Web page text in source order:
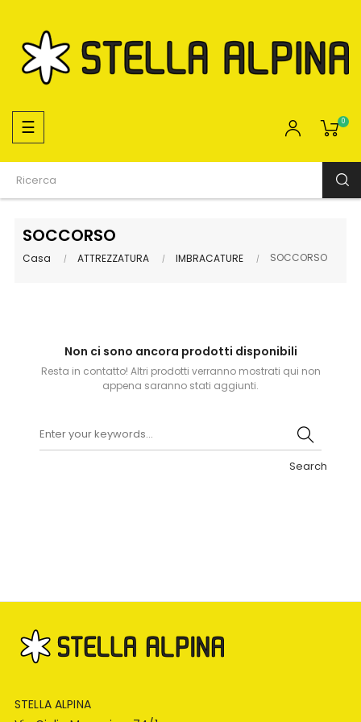
navigazione
Toggle
☰ 0
SOCCORSO
Casa ATTREZZATURA IMBRACATURE SOCCORSO
Non ci sono ancora prodotti disponibili
Resta in contatto! Altri prodotti verranno mostrati qui non
appena saranno stati aggiunti.
Search
STELLA ALPINA